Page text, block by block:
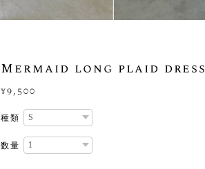
Mermaid long plaid dress
¥9,500
種類
数量